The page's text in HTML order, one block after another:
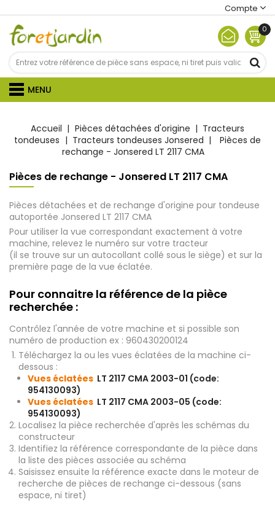
Compte
0
MENU
Accueil Pièces détachées d'origine
Tracteurs
tondeuses
Tracteurs tondeuses Jonsered
Pièces de
rechange - Jonsered LT 2117 CMA
Pièces de rechange - Jonsered LT 2117 CMA
Pièces détachées et de rechange d'origine pour tondeuse
autoportée Jonsered LT 2117 CMA
Pour utiliser la vue correspondant exactement à votre
machine, relevez le numéro sur votre tracteur
(il se trouve sur un autocollant collé sous le siège) et sur la
première page de la vue éclatée.
Pour connaitre la référence de la pièce
recherchée :
Contrôlez l'année de votre machine et si possible son
numéro de production ex : 960430200124
Téléchargez la ou les vues éclatées de la machine ci-
dessous :
Vues éclatées LT 2117 CMA 2003-01 (code:
954130093)
Vues éclatées LT 2117 CMA 2003-05 (code:
954130093)
Localisez la pièce recherchée d'après les schémas du
constructeur
Identifiez la référence correspondante de la pièce dans
la liste des pièces associée au schéma
Saisissez ensuite la référence exacte dans le moteur de
recherche de pièces de rechange ci-dessous (sans
espace, ni tiret)